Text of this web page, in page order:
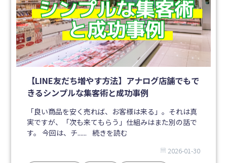
【LINE友だち増やす方法】アナログ店舗でもで
きるシンプルな集客術と成功事例
「良い商品を安く売れば、お客様は来る」。それは真
実ですが、「次も来てもらう」仕組みはまた別の話で
す。 今回は、チ...... 続きを読む
2026-01-30